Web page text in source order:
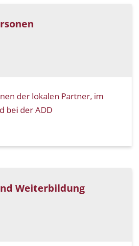
der lokalen Partner, im
bei der ADD
Weiterbildung